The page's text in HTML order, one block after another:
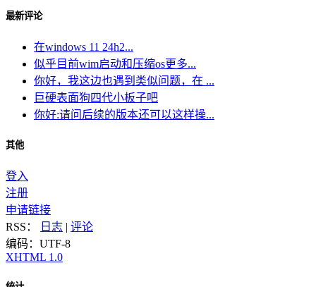
最新评论
在windows 11 24h2...
似乎目前wim启动和压缩os更多...
你好，我这边也遇到类似问题，在 ...
巨硬表面狗四代小板子吧
你好:请问后续的版本还可以这样操...
其他
登入
注册
申请链接
RSS：
日志 | 评论
编码：UTF-8
XHTML 1.0